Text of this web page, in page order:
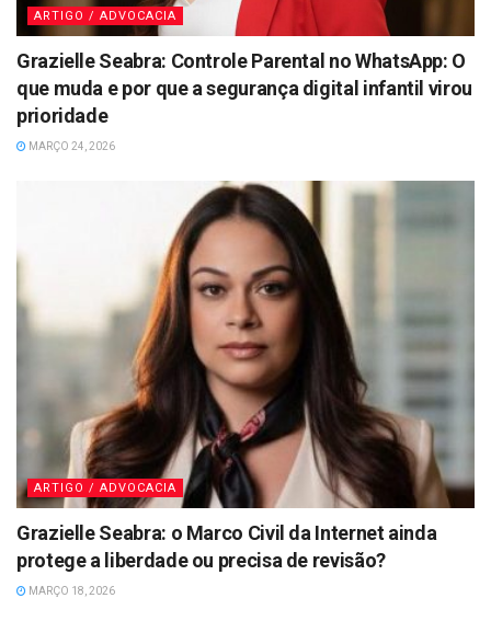
ARTIGO / ADVOCACIA
Grazielle Seabra: Controle Parental no WhatsApp: O
que muda e por que a segurança digital infantil virou
prioridade
MARÇO 24, 2026
ARTIGO / ADVOCACIA
Grazielle Seabra: o Marco Civil da Internet ainda
protege a liberdade ou precisa de revisão?
MARÇO 18, 2026